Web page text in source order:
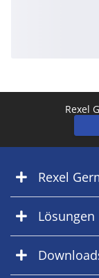
Rexel
Rexel
Lösungen